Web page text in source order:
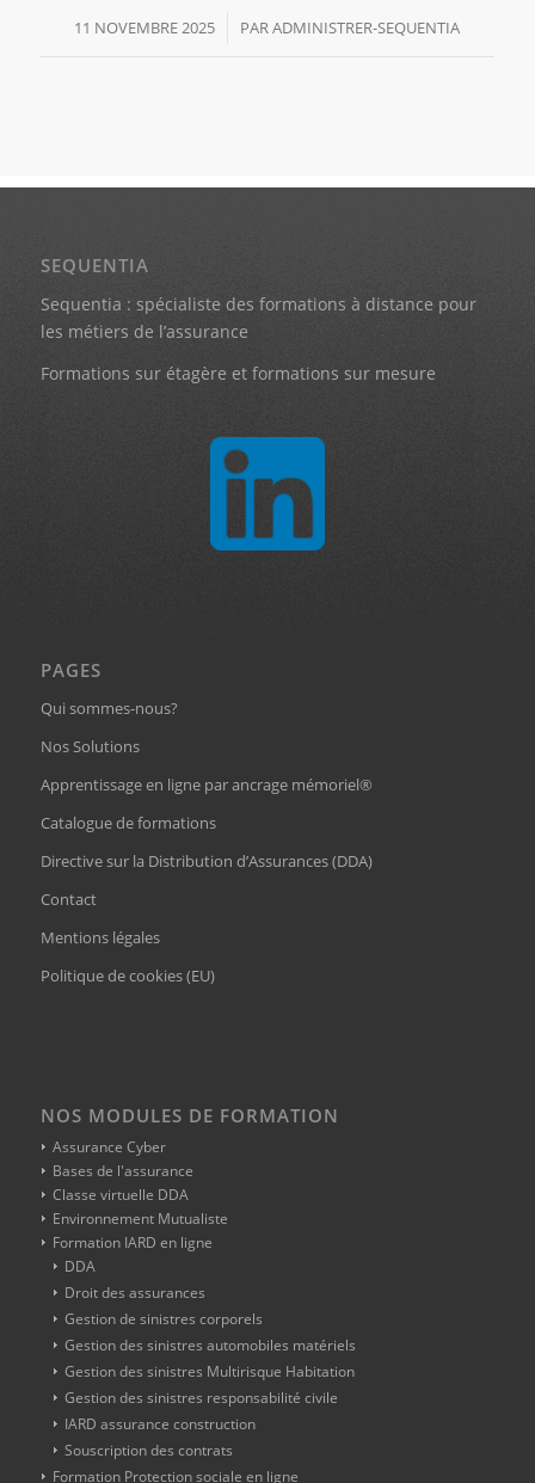
11 NOVEMBRE 2025
/ PARADMINISTRER-SEQUENTIA
SEQUENTIA
Sequentia : spécialiste des formations à distance pour
les métiers de l’assurance
Formations sur étagère et formations sur mesure
PAGES
Qui sommes-nous?
Nos Solutions
Apprentissage en ligne par ancrage mémoriel®
Catalogue de formations
Directive sur la Distribution d’Assurances (DDA)
Contact
Mentions légales
Politique de cookies (EU)
NOS MODULES DE FORMATION
Assurance Cyber
Bases de l'assurance
Classe virtuelle DDA
Environnement Mutualiste
Formation IARD en ligne
DDA
Droit des assurances
Gestion de sinistres corporels
Gestion des sinistres automobiles matériels
Gestion des sinistres Multirisque Habitation
Gestion des sinistres responsabilité civile
IARD assurance construction
Souscription des contrats
Formation Protection sociale en ligne